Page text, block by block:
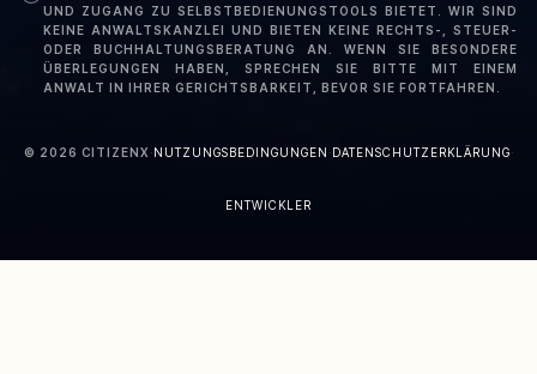
UND ZUGANG ZU SELBSTBEDIENUNGSTOOLS BIETET. WIR SIND
KEINE ANWALTSKANZLEI UND BIETEN KEINE RECHTS-, STEUER-
ODER BUCHHALTUNGSBERATUNG AN. WENN SIE BESONDERE
ÜBERLEGUNGEN HABEN, SPRECHEN SIE BITTE MIT EINEM
ANWALT IN IHRER GERICHTSBARKEIT, BEVOR SIE FORTFAHREN.
© 2026 CITIZENX ·NUTZUNGSBEDINGUNGEN ·DATENSCHUTZERKLÄRUNG·
ENTWICKLER